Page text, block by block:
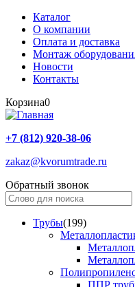
Каталог
О компании
Оплата и доставка
Монтаж
Новости
Контакты
Корзина0
+7 (812) 920-38-06
zakaz@kvorumtrade.ru
Обратный звонок
Трубы(199)
ППР